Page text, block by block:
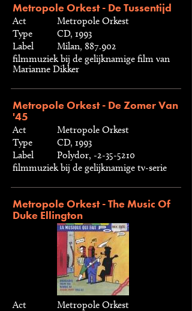
Metropole Orkest - De Tussentijd
Act
Metropole Orkest
Type
CD, 1993
Label
Milan, 887.902
filmmuziek bij de gelijknamige film van
Marianne Dikker
Metropole Orkest - De Zomer Van
'45
Act
Metropole Orkest
Type
CD, 1993
Label
Polydor, -2-35-5210
filmmuziek bij de gelijknamige tv-serie
Metropole Orkest - The Music Of
Duke Ellington
Act
Metropole Orkest